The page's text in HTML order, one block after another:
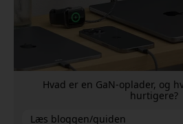
Hvad er en GaN-oplader, og
hurtigere?
Læs bloggen/guiden